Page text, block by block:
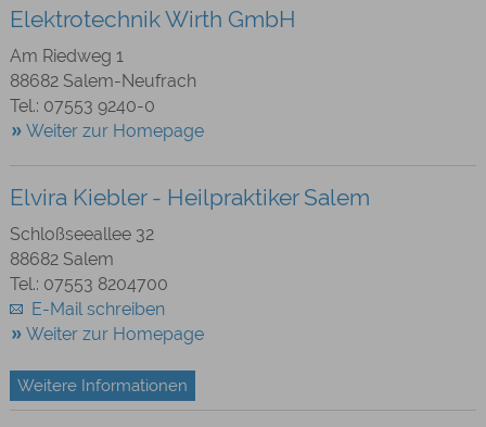
Elektrotechnik Wirth GmbH
Am Riedweg 1
88682 Salem-Neufrach
Tel.: 07553 9240-0
Weiter zur Homepage
Elvira Kiebler - Heilpraktiker Salem
Schloßseeallee 32
88682 Salem
Tel.: 07553 8204700
E-Mail schreiben
Weiter zur Homepage
Weitere Informationen